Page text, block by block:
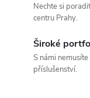
Nechte si
centru Prahy.
Široké
S námi
příslušenství.